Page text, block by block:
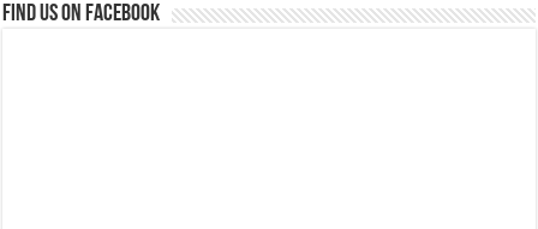
Find us on Facebook